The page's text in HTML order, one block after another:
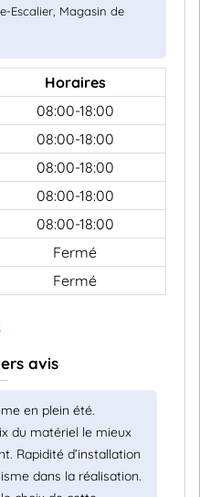
Escalier, Magasin de
Horaires
08:00-18:00
08:00-18:00
08:00-18:00
08:00-18:00
08:00-18:00
Fermé
Fermé
avis
en plein été.
du matériel le mieux
Rapidité d’installation
dans la réalisation.